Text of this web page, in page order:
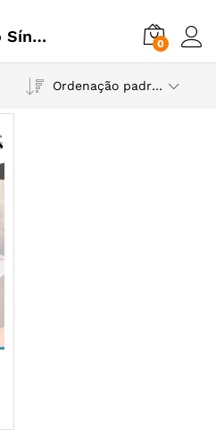
Projeto Integrado Síntese – Gestão Ambiental 0
Ordenação padrão